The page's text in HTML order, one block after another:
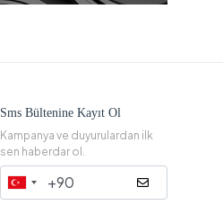
Sms Bültenine Kayıt Ol
Kampanya ve duyurulardan ilk
sen haberdar ol.